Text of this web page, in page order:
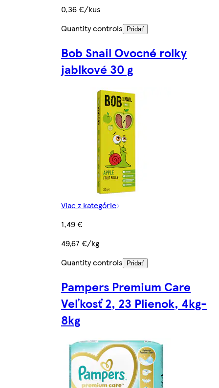
0,36 €/kus
Quantity controls
Pridať
Bob Snail Ovocné rolky
jablkové 30 g
Viac z kategórie
1,49 €
49,67 €/kg
Quantity controls
Pridať
Pampers Premium Care
Veľkosť 2, 23 Plienok, 4kg-
8kg